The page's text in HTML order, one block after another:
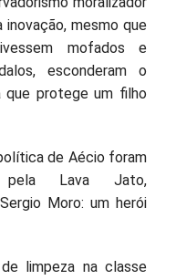
mesmo que
mofados e
esconderam o
que protege um filho
de Aécio foram
pela Lava Jato,
Moro: um herói
limpeza na classe